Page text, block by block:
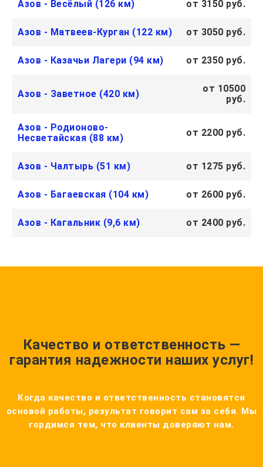
Азов - Весёлый (126 км) от 3150 руб.
Азов - Матвеев-Курган (122 км) от 3050 руб.
Азов - Казачьи Лагери (94 км) от 2350 руб.
Азов - Заветное (420 км)
от 10500
руб.
Азов - Родионово-
Несветайская (88 км)
от 2200 руб.
Азов - Чалтырь (51 км) от 1275 руб.
Азов - Багаевская (104 км) от 2600 руб.
Азов - Кагальник (9,6 км) от 2400 руб.
Качество и ответственность —
гарантия надежности наших услуг!
Когда качество и ответственность становятся
основой работы, результат говорит сам за себя. Мы
гордимся тем, что клиенты доверяют нам.